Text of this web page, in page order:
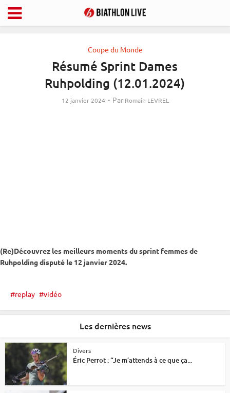
Coupe du Monde
Résumé Sprint Dames
Ruhpolding (12.01.2024)
12 janvier 2024 Par Romain LEVREL
(Re)Découvrez les meilleurs moments dusprint femmes de
Ruhpoldingdisputé le 12 janvier 2024.
replay vidéo
Les dernières news
Divers
Éric Perrot : “Je m’attends à ce que ça...